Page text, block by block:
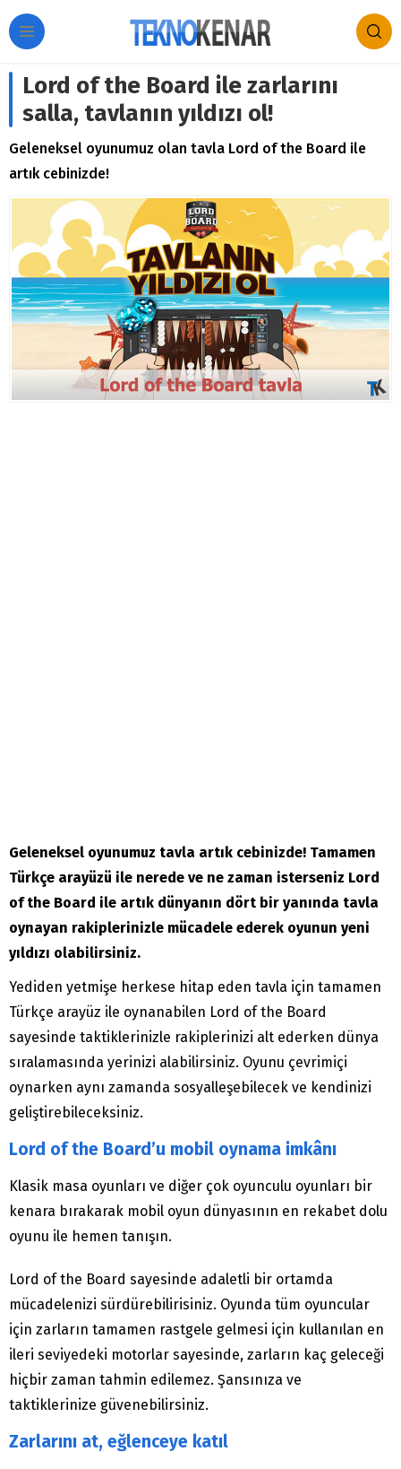
Lord of the Board ile zarlarını
salla, tavlanın yıldızı ol!
Geleneksel oyunumuz olan tavla Lord of the Board ile
artık cebinizde!
Geleneksel oyunumuz tavla artık cebinizde! Tamamen
Türkçe arayüzü ile nerede ve ne zaman isterseniz Lord
of the Board ile artık dünyanın dört bir yanında tavla
oynayan rakiplerinizle mücadele ederek oyunun yeni
yıldızı olabilirsiniz.
Yediden yetmişe herkese hitap eden tavla için tamamen
Türkçe arayüz ile oynanabilen Lord of the Board
sayesinde taktiklerinizle rakiplerinizi alt ederken dünya
sıralamasında yerinizi alabilirsiniz. Oyunu çevrimiçi
oynarken aynı zamanda sosyalleşebilecek ve kendinizi
geliştirebileceksiniz.
Lord of the Board’u mobil oynama imkânı
Klasik masa oyunları ve diğer çok oyunculu oyunları bir
kenara bırakarak mobil oyun dünyasının en rekabet dolu
oyunu ile hemen tanışın.
Lord of the Board sayesinde adaletli bir ortamda
mücadelenizi sürdürebilirisiniz. Oyunda tüm oyuncular
için zarların tamamen rastgele gelmesi için kullanılan en
ileri seviyedeki motorlar sayesinde, zarların kaç geleceği
hiçbir zaman tahmin edilemez. Şansınıza ve
taktiklerinize güvenebilirsiniz.
Zarlarını at, eğlenceye katıl